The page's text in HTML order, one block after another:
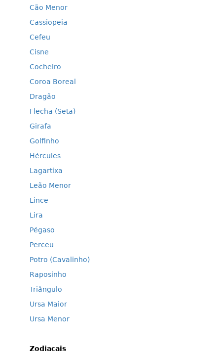
Cão Menor
Cassiopeia
Cefeu
Cisne
Cocheiro
Coroa Boreal
Dragão
Flecha (Seta)
Girafa
Golfinho
Hércules
Lagartixa
Leão Menor
Lince
Lira
Pégaso
Perceu
Potro (Cavalinho)
Raposinho
Triângulo
Ursa Maior
Ursa Menor
Zodiacais